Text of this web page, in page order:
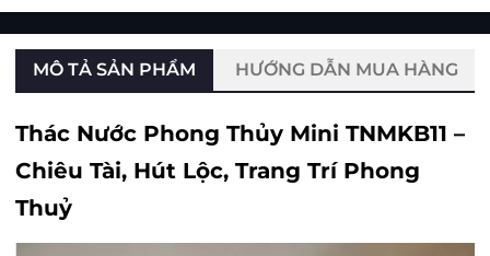
MÔ TẢ SẢN PHẨM HƯỚNG DẪN MUA HÀNG
Thác Nước Phong Thủy Mini TNMKB11 –
Chiêu Tài, Hút Lộc, Trang Trí Phong
Thuỷ